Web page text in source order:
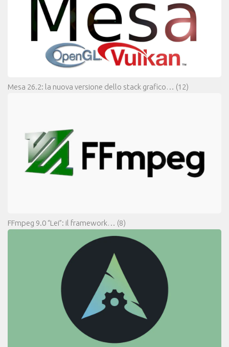
Mesa 26.2: la nuova versione dello stack grafico… (12)
FFmpeg 9.0 “Lei”: il framework… (8)